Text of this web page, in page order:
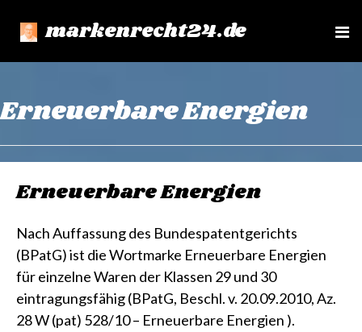
markenrecht24.de
e
Erneuerbare Energien
Erneuerbare Energien
Nach Auffassung des Bundespatentgerichts
(BPatG) ist die Wortmarke Erneuerbare Energien
für einzelne Waren der Klassen 29 und 30
eintragungsfähig (BPatG, Beschl. v. 20.09.2010, Az.
28 W (pat) 528/10 – Erneuerbare Energien ).